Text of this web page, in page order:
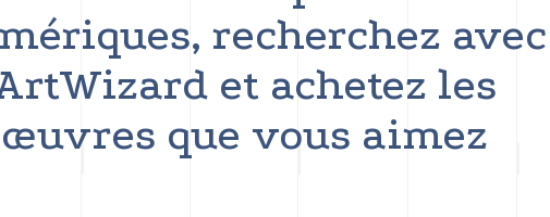
recherchez avec
et achetez les
œuvres que vous aimez